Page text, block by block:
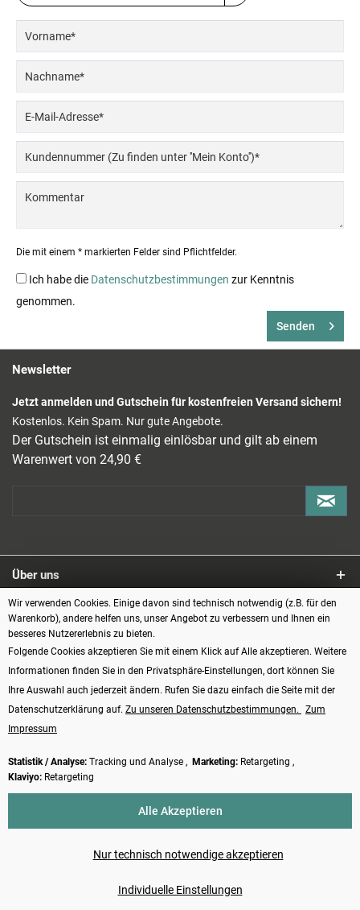
Die mit einem * markierten Felder sind Pflichtfelder.
Ich habe die Datenschutzbestimmungen zur Kenntnis
genommen.
Senden
Newsletter
Jetzt anmelden und Gutschein für kostenfreien Versand sichern!
Kostenlos. Kein Spam. Nur gute Angebote.
Der Gutschein ist einmalig einlösbar und gilt ab einem
Warenwert von 24,90 €
Über uns
Service
Informationen
Zahlungsarten
Vertrag widerrufen
nicht anders beschrieben.
Wir verwenden Cookies. Einige davon sind technisch notwendig (z.B. für den
Warenkorb), andere helfen uns, unser Angebot zu verbessern und Ihnen ein
besseres Nutzererlebnis zu bieten.
Folgende Cookies akzeptieren Sie mit einem Klick auf Alle akzeptieren. Weitere
Informationen finden Sie in den Privatsphäre-Einstellungen, dort können Sie
Ihre Auswahl auch jederzeit ändern. Rufen Sie dazu einfach die Seite mit der
Datenschutzerklärung auf. Zu unseren Datenschutzbestimmungen.
Zum
Impressum
Statistik / Analyse: Tracking und Analyse , Marketing: Retargeting ,
Klaviyo: Retargeting
Individuelle Einstellungen
Nur technisch notwendige akzeptieren
Alle Akzeptieren